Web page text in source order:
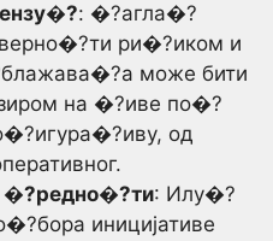
: �?агла�?
ри�?иком и
може бити
на �?иве по�?
од
�?редно�?ти: Илу�?
иницијативе